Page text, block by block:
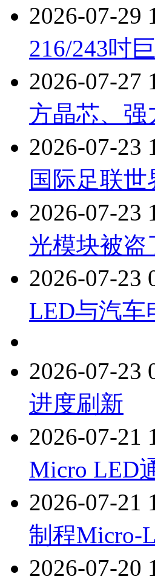
2026-07-29
216/243吋
2026-07-27
方晶芯、
2026-07-23
国际足联
2026-07-23
光模块被盗
2026-07-23
LED与汽车
2026-07-23
进度刷新
2026-07-21
Micro LED
2026-07-21
制程Micro-
2026-07-20